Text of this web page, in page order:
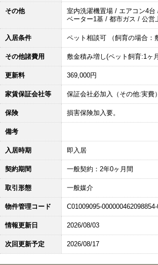
その他
室内洗濯機置場 / エアコン4
ベーター1基 / 都市ガス / 公営
入居条件 ペット相談可 （飼育の場合：
その他諸費用 敷金積み増し(ペット飼育:1ヶ
更新料 369,000円
家賃保証会社等 保証会社必加入（その他:実費
保険 損害保険加入要。
備考
入居時期 即入居
契約期間 一般契約：2年0ヶ月間
取引形態 一般媒介
物件管理コード C01009095-
情報更新日 2026/08/03
次回更新予定 2026/08/17